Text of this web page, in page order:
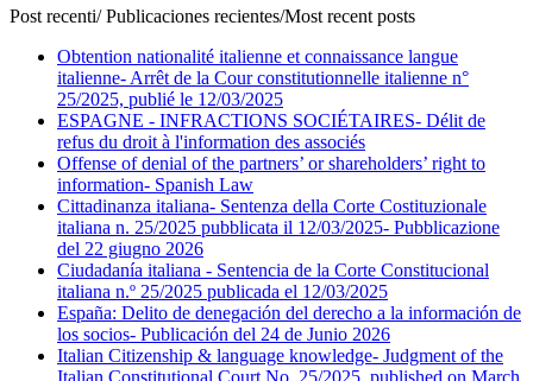
Post recenti/ Publicaciones recientes/Most recent posts
Obtention nationalité italienne et connaissance langue
italienne- Arrêt de la Cour constitutionnelle italienne n°
25/2025, publié le 12/03/2025
ESPAGNE - INFRACTIONS SOCIÉTAIRES- Délit de
refus du droit à l'information des associés
Offense of denial of the partners’ or shareholders’ right to
information- Spanish Law
Cittadinanza italiana- Sentenza della Corte Costituzionale
italiana n. 25/2025 pubblicata il 12/03/2025- Pubblicazione
del 22 giugno 2026
Ciudadanía italiana - Sentencia de la Corte Constitucional
italiana n.º 25/2025 publicada el 12/03/2025
España: Delito de denegación del derecho a la información de
los socios- Publicación del 24 de Junio 2026
Italian Citizenship & language knowledge- Judgment of the
Italian Constitutional Court No. 25/2025, published on March